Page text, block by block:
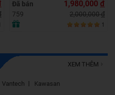
K1T320MFWX
Đã bán
759
1,980,000 đ
2,000,000đ
1
Vantech Kawasan
XEM THÊM